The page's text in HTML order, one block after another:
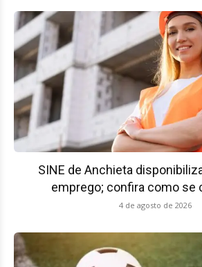
SINE de Anchieta
emprego; confira como se
4 de agosto de 2026